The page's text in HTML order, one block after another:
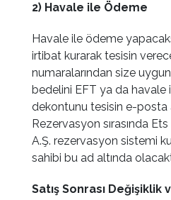
2) Havale ile Ödeme
Havale ile ödeme
irtibat kurarak tesisin
numaralarından size
bedelini EFT ya da havale
dekontunu tesisin e-posta
Rezervasyon sırasında
A.Ş. rezervasyon sistemi
sahibi bu ad altında
Satış Sonrası